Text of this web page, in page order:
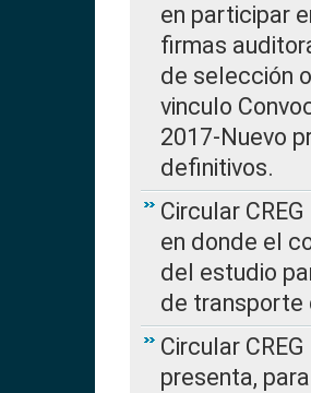
en participar
firmas
de selección
vinculo
2017-Nuevo
definitivos.
Circular
en donde el
del estudio
de transporte
Circular
presenta,